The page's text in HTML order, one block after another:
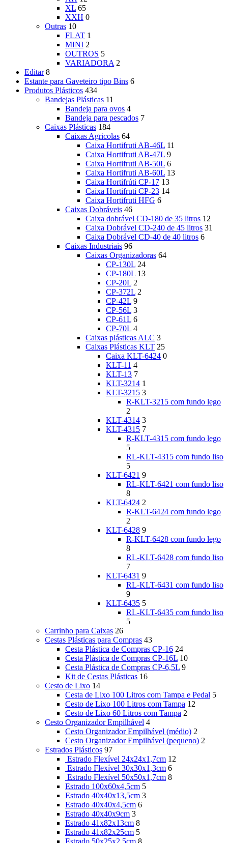
XL 65
XXH 0
Outras 10
FLAT 1
MINI 2
OUTROS 5
VARIADORA 2
Editar 8
Estante para Gaveteiro tipo Bins 6
Produtos Plásticos 434
Bandejas Plásticas 11
Bandeja para ovos 4
Bandeja para pescados 7
Caixas Plásticas 184
Caixas Agricolas 64
Caixa Hortifruti AB-46L 11
Caixa Hortifruti AB-47L 9
Caixa Hortifruti AB-50L 6
Caixa Hortifruti AB-60L 13
Caixa Hortifrúti CP-17 13
Caixa Hortifruti CP-23 14
Caixa Hortifruti HFG 6
Caixas Dobráveis 46
Caixa dobrável CD-180 de 35 litros 12
Caixa Dobrável CD-240 de 45 litros 31
Caixa Dobrável CD-40 de 40 litros 6
Caixas Industriais 96
Caixas Organizadoras 64
CP-130L 24
CP-180L 13
CP-20L 2
CP-372L 2
CP-42L 9
CP-56L 3
CP-61L 6
CP-70L 4
Caixas plásticas ALC 3
Caixas Plásticas KLT 25
Caixa KLT-6424 0
KLT-11 4
KLT-13 7
KLT-3214 1
KLT-3215 3
R-KLT-3215 com fundo lego
2
KLT-4314 3
KLT-4315 7
R-KLT-4315 com fundo lego
5
RL-KLT-4315 com fundo liso
5
KLT-6421 9
RL-KLT-6421 com fundo liso
8
KLT-6424 2
R-KLT-6424 com fundo lego
2
KLT-6428 9
R-KLT-6428 com fundo lego
8
RL-KLT-6428 com fundo liso
7
KLT-6431 9
RL-KLT-6431 com fundo liso
9
KLT-6435 5
RL-KLT-6435 com fundo liso
5
Carrinho para Caixas 26
Cestas Plásticas para Compras 43
Cesta Plástica de Compras CP-16 24
Cesta Plástica de Compras CP-16L 10
Cesta Plástica de Compras CP-6,5L 9
Kit de Cestas Plásticas 16
Cesto de Lixo 14
Cesta de Lixo 100 Litros com Tampa e Pedal 5
Cesto de Lixo 100 Litros com Tampa 12
Cesto de Lixo 60 Litros com Tampa 2
Cesto Organizador Empilhável 4
Cesto Organizador Empilhável (médio) 2
Cesto Organizador Empilhável (pequeno) 2
Estrados Plásticos 97
Estrado Flexível 24x24x1,7cm 12
Estrado Flexível 30x30x1,3cm 6
Estrado Flexível 50x50x1,7cm 8
Estrado 100x60x4,5cm 5
Estrado 40x40x13,5cm 3
Estrado 40x40x4,5cm 6
Estrado 40x40x9cm 3
Estrado 41x82x13cm 8
Estrado 41x82x25cm 5